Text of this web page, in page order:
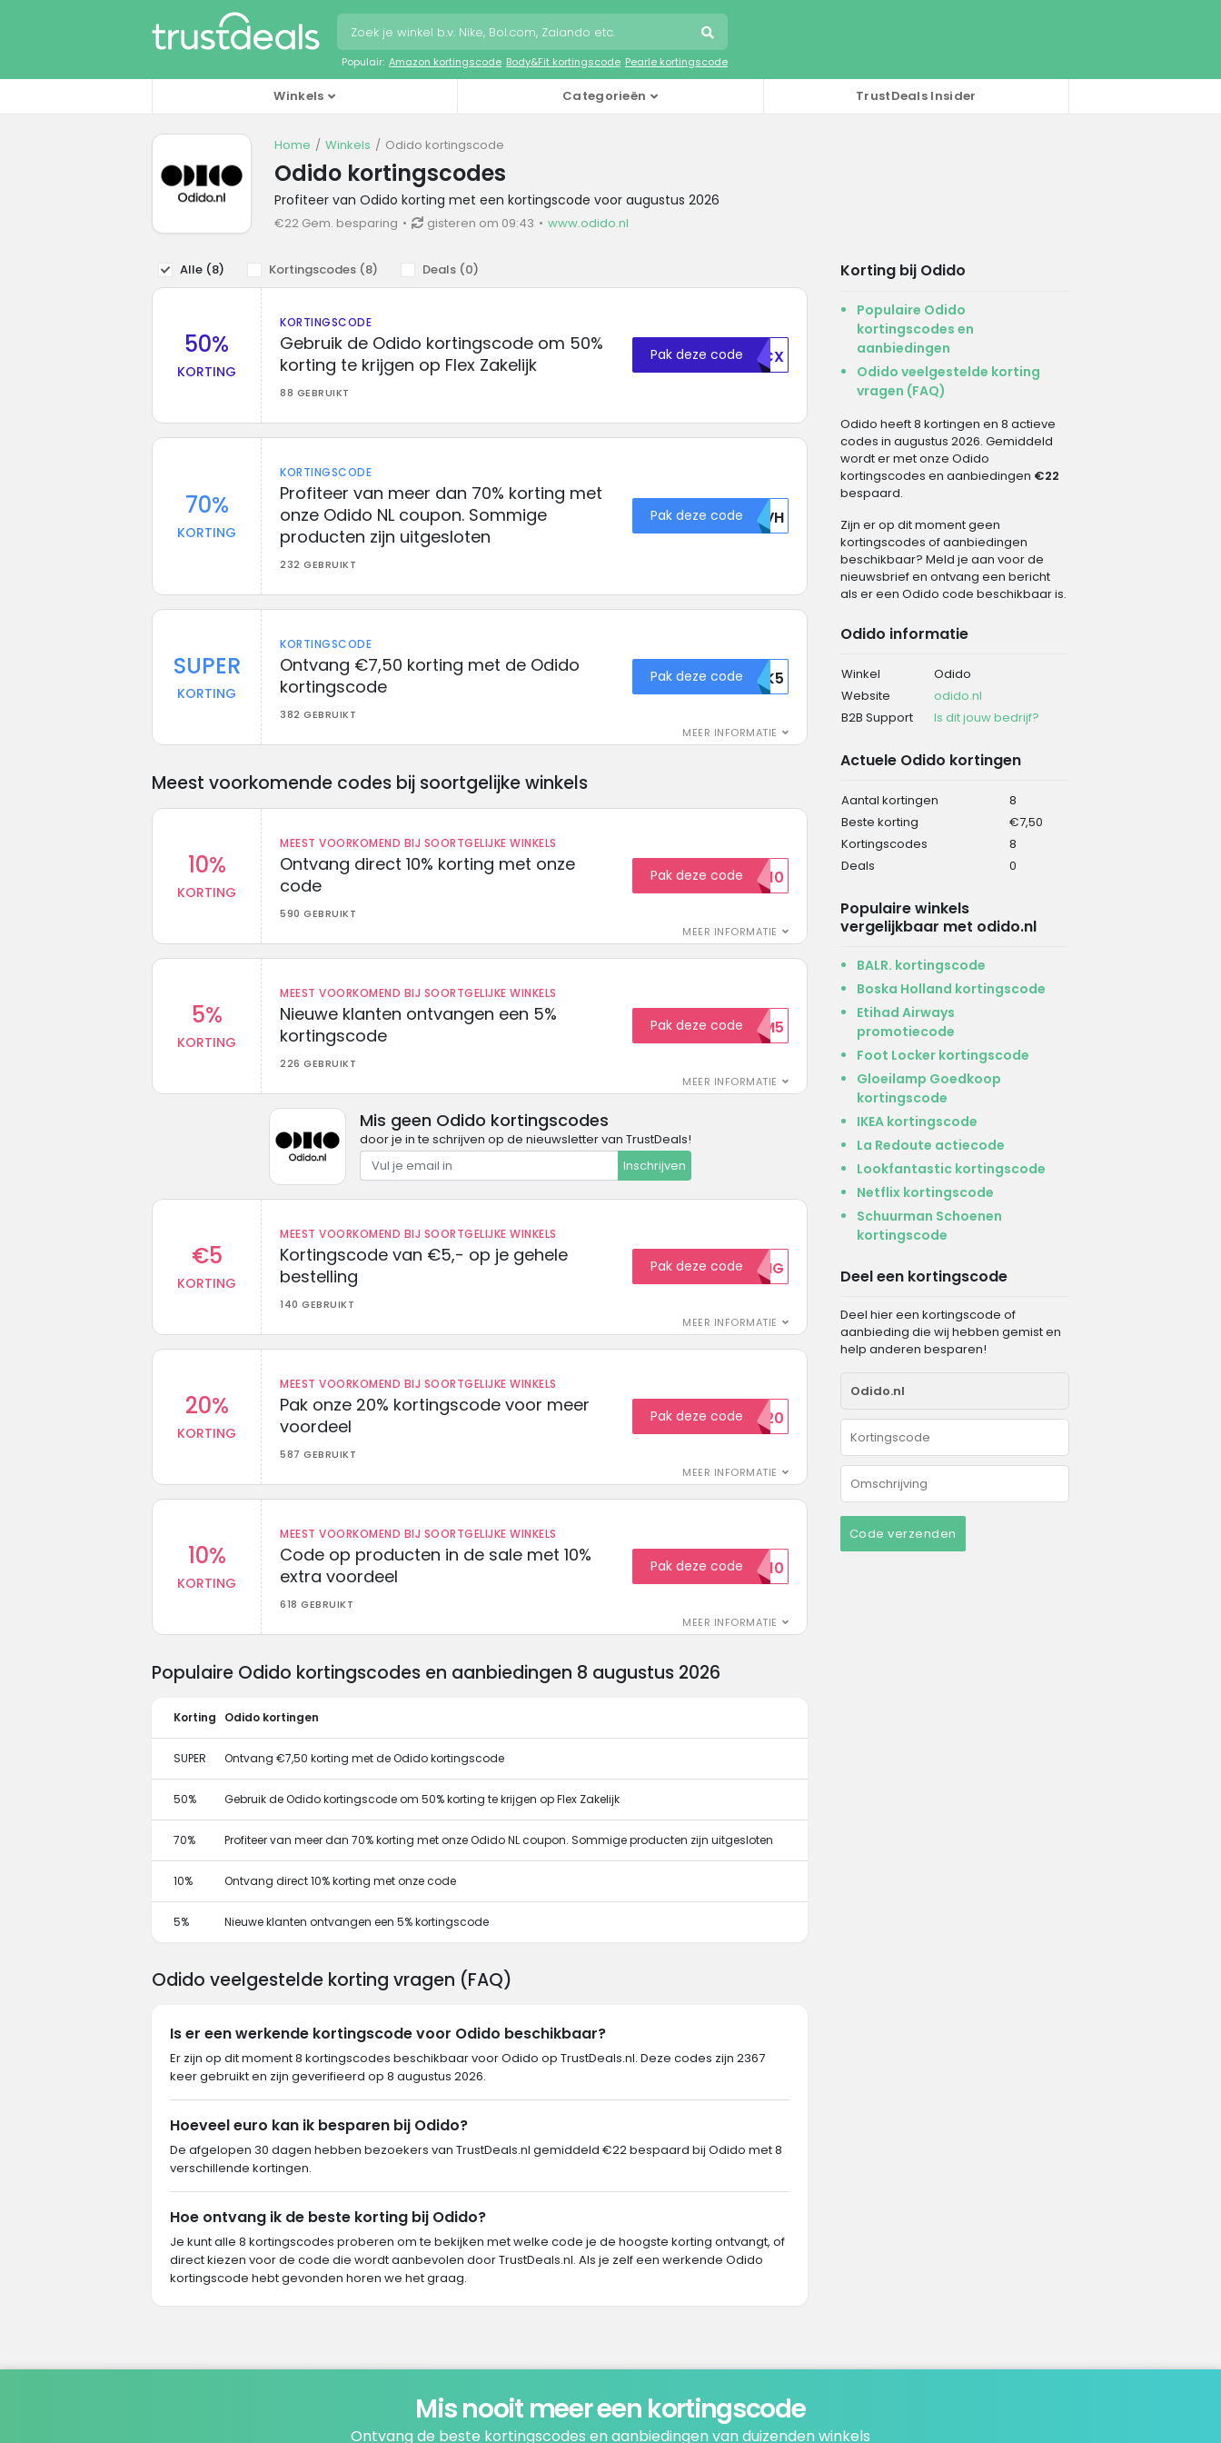
Populair: Amazon kortingscode Body&Fit kortingscode Pearle kortingscode
Winkels Categorieën TrustDeals Insider
Home Winkels Odido kortingscode
Odido kortingscodes
Profiteer van Odido korting met een kortingscode voor augustus 2026
€22 Gem. besparing gisteren om 09:43 www.odido.nl
Alle (8) Kortingscodes (8) Deals (0)
50%
KORTING
KORTINGSCODE
Gebruik de Odido kortingscode om 50%
korting te krijgen op Flex Zakelijk
88 GEBRUIKT
Pak deze codeMDCX
70%
KORTING
KORTINGSCODE
Profiteer van meer dan 70% korting met
onze Odido NL coupon. Sommige
producten zijn uitgesloten
232 GEBRUIKT
Pak deze code VEVH
SUPER
KORTING
KORTINGSCODE
Ontvang €7,50 korting met de Odido
kortingscode
382 GEBRUIKT
MEER INFORMATIE
Pak deze code
215349OTK5
Meest voorkomende codes bij soortgelijke winkels
10%
KORTING
MEEST VOORKOMEND BIJ SOORTGELIJKE WINKELS
Ontvang direct 10% korting met onze
code
590 GEBRUIKT
MEER INFORMATIE
Pak deze codeEXTRA10
5%
KORTING
MEEST VOORKOMEND BIJ SOORTGELIJKE WINKELS
Nieuwe klanten ontvangen een 5%
kortingscode
226 GEBRUIKT
MEER INFORMATIE
Pak deze codeWELKOM5
Mis geen Odido kortingscodes
door je in te schrijven op de nieuwsletter van TrustDeals!
Inschrijven
€5
KORTING
MEEST VOORKOMEND BIJ SOORTGELIJKE WINKELS
Kortingscode van €5,- op je gehele
bestelling
140 GEBRUIKT
MEER INFORMATIE
Pak deze code5KORTING
20%
KORTING
MEEST VOORKOMEND BIJ SOORTGELIJKE WINKELS
Pak onze 20% kortingscode voor meer
voordeel
587 GEBRUIKT
MEER INFORMATIE
Pak deze codeEXTRA20
10%
KORTING
MEEST VOORKOMEND BIJ SOORTGELIJKE WINKELS
Code op producten in de sale met 10%
extra voordeel
618 GEBRUIKT
MEER INFORMATIE
Pak deze codeSALE10
Korting bij Odido
Populaire Odido
kortingscodes en
aanbiedingen
Odido veelgestelde korting
vragen (FAQ)
Odido heeft 8 kortingen en 8 actieve
codes in augustus 2026. Gemiddeld
wordt er met onze Odido
kortingscodes en aanbiedingen €22
bespaard.
Zijn er op dit moment geen
kortingscodes of aanbiedingen
beschikbaar? Meld je aan voor de
nieuwsbrief en ontvang een bericht
als er een Odido code beschikbaar is.
Odido informatie
Winkel
Odido
Website
odido.nl
B2B Support
Is dit jouw bedrijf?
Actuele Odido kortingen
Aantal kortingen
8
Beste korting
€7,50
Kortingscodes
8
Deals
0
Populaire winkels
vergelijkbaar met odido.nl
BALR. kortingscode
Boska Holland kortingscode
Etihad Airways
promotiecode
Foot Locker kortingscode
Gloeilamp Goedkoop
kortingscode
IKEA kortingscode
La Redoute actiecode
Lookfantastic kortingscode
Netflix kortingscode
Schuurman Schoenen
kortingscode
Deel een kortingscode
Deel hier een kortingscode of
aanbieding die wij hebben gemist en
help anderen besparen!
Code verzenden
Populaire Odido kortingscodes en aanbiedingen 8 augustus 2026
Korting Odido kortingen
SUPER Ontvang €7,50 korting met de Odido kortingscode
50% Gebruik de Odido kortingscode om 50% korting te krijgen op Flex Zakelijk
70% Profiteer van meer dan 70% korting met onze Odido NL coupon. Sommige producten zijn uitgesloten
10% Ontvang direct 10% korting met onze code
5% Nieuwe klanten ontvangen een 5% kortingscode
Odido veelgestelde korting vragen (FAQ)
Is er een werkende kortingscode voor Odido beschikbaar?
Er zijn op dit moment 8 kortingscodes beschikbaar voor Odido op TrustDeals.nl. Deze codes zijn 2367
keer gebruikt en zijn geverifieerd op 8 augustus 2026.
Hoeveel euro kan ik besparen bij Odido?
De afgelopen 30 dagen hebben bezoekers van TrustDeals.nl gemiddeld €22 bespaard bij Odido met 8
verschillende kortingen.
Hoe ontvang ik de beste korting bij Odido?
Je kunt alle 8 kortingscodes proberen om te bekijken met welke code je de hoogste korting ontvangt, of
direct kiezen voor de code die wordt aanbevolen door TrustDeals.nl. Als je zelf een werkende Odido
kortingscode hebt gevonden horen we het graag.
Mis nooit meer een kortingscode
Ontvang de beste kortingscodes en aanbiedingen van duizenden winkels